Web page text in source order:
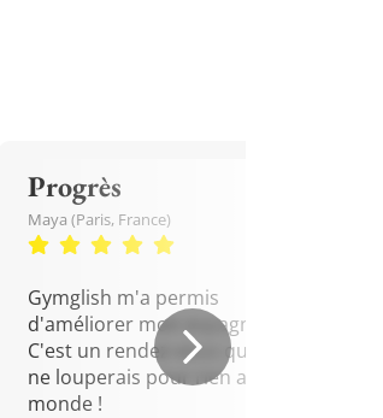
Progrès
Maya (Paris, France)
Gymglish m'a permis
d'améliorer mon espagnol.
C'est un rendez-vous que je
ne louperais pour rien au
monde !